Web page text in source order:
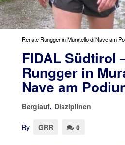
Renate Rungger in Muratello di Nave am
FIDAL Südtirol
Rungger in
Nave am
Berglauf, Disziplinen
By GRR 0